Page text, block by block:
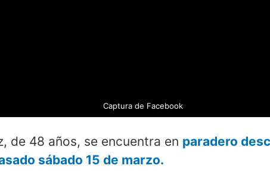
Captura de Facebook
de 48 años, se encuentra en paradero
sábado 15 de marzo.